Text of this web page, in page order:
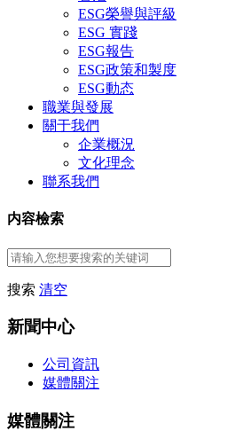
ESG榮譽與評級
ESG 實踐
ESG報告
ESG政策和製度
ESG動态
職業與發展
關于我們
企業概況
文化理念
聯系我們
内容檢索
搜索 清空
新聞中心
公司資訊
媒體關注
媒體關注